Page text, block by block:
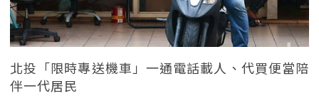
北投「限時專送機車」一通電話載人、代買便當陪
伴一代居民